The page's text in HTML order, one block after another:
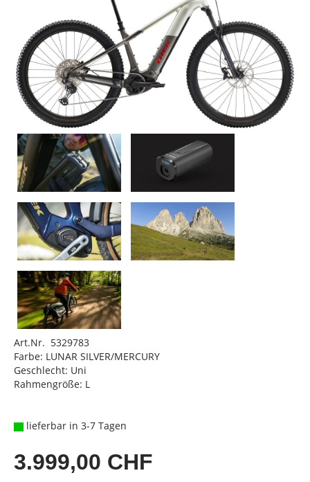
Art.Nr. 5329783
Farbe: LUNAR SILVER/MERCURY
Geschlecht: Uni
Rahmengröße: L
lieferbar in 3-7 Tagen
3.999,00 CHF